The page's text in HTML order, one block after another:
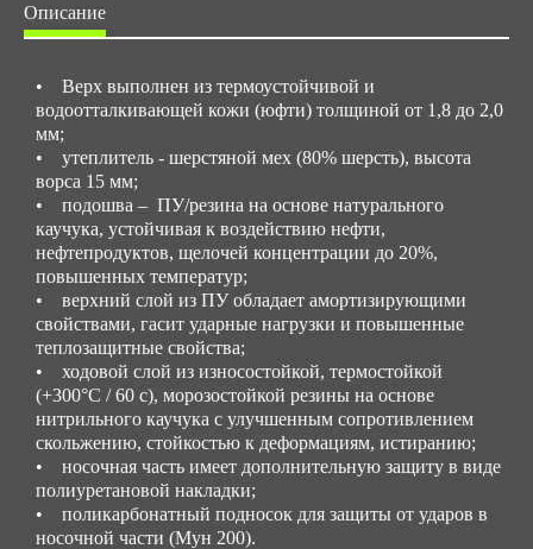
Объем за ед,м3
Объем упаковки,м3
0.087
Описание
• Верх выполнен из термоустойчивой и
водоотталкивающей кожи (юфти) толщиной от 1,8 до 2,0
мм;
• утеплитель - шерстяной мех (80% шерсть), высота
ворса 15 мм;
• подошва – ПУ/резина на основе натурального
каучука, устойчивая к воздействию нефти,
нефтепродуктов, щелочей концентрации до 20%,
повышенных температур;
• верхний слой из ПУ обладает амортизирующими
свойствами, гасит ударные нагрузки и повышенные
теплозащитные свойства;
• ходовой слой из износостойкой, термостойкой
(+300°С / 60 с), морозостойкой резины на основе
нитрильного каучука с улучшенным сопротивлением
скольжению, стойкостью к деформациям, истиранию;
• носочная часть имеет дополнительную защиту в виде
полиуретановой накладки;
• поликарбонатный подносок для защиты от ударов в
носочной части (Мун 200).